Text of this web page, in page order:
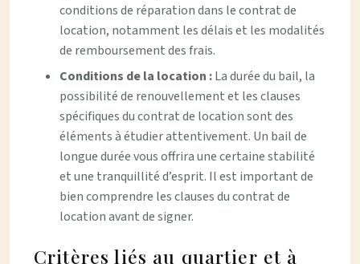
conditions de réparation dans le contrat de
location, notamment les délais et les modalités
de remboursement des frais.
Conditions de la location :La durée du bail, la
possibilité de renouvellement et les clauses
spécifiques du contrat de location sont des
éléments à étudier attentivement. Un bail de
longue durée vous offrira une certaine stabilité
et une tranquillité d’esprit. Il est important de
bien comprendre les clauses du contrat de
location avant de signer.
Critères liés au quartier et à